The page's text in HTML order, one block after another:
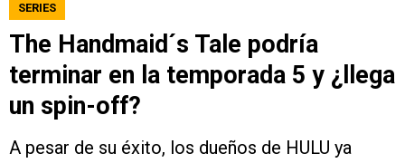
SERIES
The Handmaid´s Tale podría
terminar en la temporada 5 y ¿llega
un spin-off?
A pesar de su éxito, los dueños de HULU ya